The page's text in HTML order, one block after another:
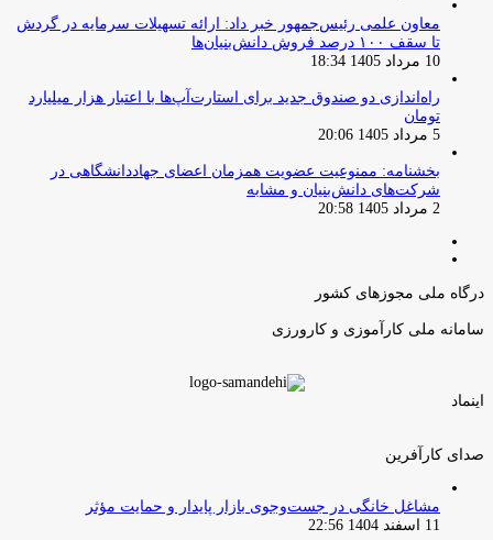
معاون علمی رئیس‌جمهور خبر داد: ارائه تسهیلات سرمایه در گردش
تا سقف ۱۰۰ درصد فروش دانش‌بنیان‌ها
10 مرداد 1405 18:34
راه‌اندازی دو صندوق جدید برای استارت‌آپ‌ها با اعتبار هزار میلیارد
تومان
5 مرداد 1405 20:06
بخشنامه: ممنوعیت عضویت همزمان اعضای جهاددانشگاهی در
شرکت‌های دانش‌بنیان و مشابه
2 مرداد 1405 20:58
درگاه ملی مجوزهای کشور
سامانه ملی کارآموزی و کارورزی
اینماد
صدای کارآفرین
مشاغل خانگی در جست‌وجوی بازار پایدار و حمایت مؤثر
11 اسفند 1404 22:56